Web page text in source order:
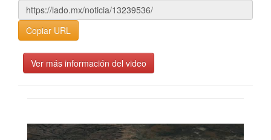
Copiar URL
Ver más información del video